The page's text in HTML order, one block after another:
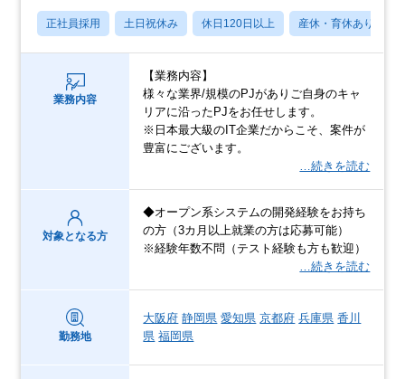
正社員採用 土日祝休み 休日120日以上 産休・育休あり
業務内容
【業務内容】
様々な業界/規模のPJがありご自身のキャ
リアに沿ったPJをお任せします。
※日本最大級のIT企業だからこそ、案件が
豊富にございます。
…続きを読む
対象となる方
◆オープン系システムの開発経験をお持ち
の方（3カ月以上就業の方は応募可能）
※経験年数不問（テスト経験も方も歓迎）
…続きを読む
勤務地
大阪府 静岡県 愛知県 京都府 兵庫県 香川
県 福岡県